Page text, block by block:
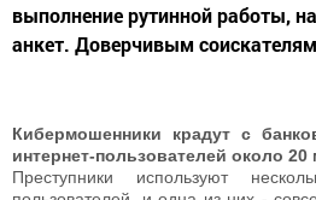
выполнение рутинной работы,
анкет. Доверчивым
Кибермошенники крадут с
интернет-пользователей около
Преступники используют